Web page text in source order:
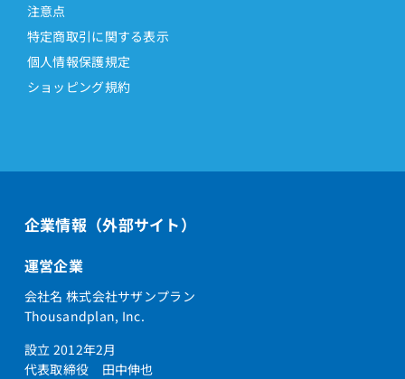
注意点
特定商取引に関する表示
個人情報保護規定
ショッピング規約
企業情報（外部サイト）
運営企業
会社名 株式会社サザンプラン
Thousandplan, Inc.
設立 2012年2月
代表取締役 田中伸也